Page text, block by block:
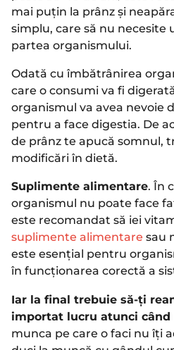
mai puțin la prânz și
simplu, care să nu necesite
partea organismului.
Odată cu îmbătrânirea
care o consumi va fi
organismul va avea nevoie
pentru a face digestia. De
de prânz te apucă somnul,
modificări în dietă.
Suplimente alimentare. În
organismul nu poate face
este recomandat să iei
suplimente alimentare sau
este esențial pentru
în funcționarea corectă a
Iar la final trebuie să-ți
importat lucru atunci când
munca pe care o faci nu îți